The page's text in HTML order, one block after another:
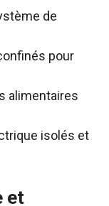
de
pour
alimentaires
isolés et
et